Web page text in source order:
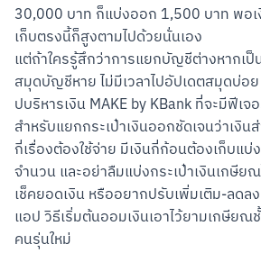
30,000 บาท ก็แบ่งออก 1,500 บาท พอเ
เก็บตรงนี้ก็สูงตามไปด้วยนั่นเอง
แต่ถ้าใครรู้สึกว่าการแยกบัญชีต่างหากเป็
สมุดบัญชีหาย ไม่มีเวลาไปอัปเดตสมุดบ่อย
ปบริหารเงิน MAKE by KBank ที่จะมีฟีเจ
สำหรับแยกกระเป๋าเงินออกชัดเจนว่าเงิน
กี่เรื่องต้องใช้จ่าย มีเงินกี่ก้อนต้องเก็บแบ่
จำนวน และอย่าลืมแบ่งกระเป๋าเงินเกษีย
เช็คยอดเงิน หรืออยากปรับเพิ่มเติม-ลดล
แอป วิธีเริ่มต้นออมเงินเอาไว้ยามเกษีย
คนรุ่นใหม่